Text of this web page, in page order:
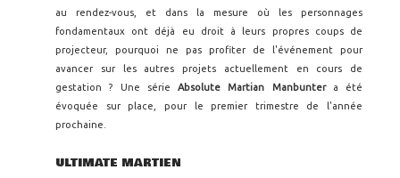
au rendez-vous, et dans la mesure où les personnages
fondamentaux ont déjà eu droit à leurs propres coups de
projecteur, pourquoi ne pas profiter de l'événement pour
avancer sur les autres projets actuellement en cours de
gestation ? Une série Absolute Martian Manbuntera été
évoquée sur place, pour le premier trimestre de l'année
prochaine.
ULTIMATE MARTIEN